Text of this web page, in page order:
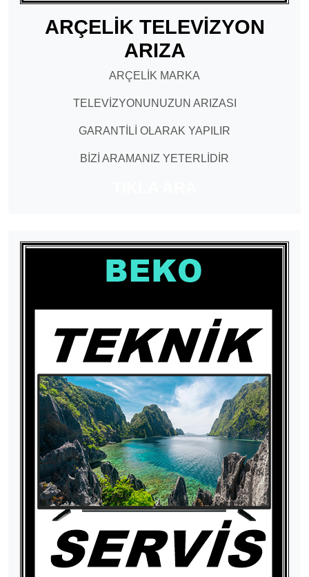
ARÇELİK TELEVİZYON
ARIZA
ARÇELİK MARKA
TELEVİZYONUNUZUN ARIZASI
GARANTİLİ OLARAK YAPILIR
BİZİ ARAMANIZ YETERLİDİR